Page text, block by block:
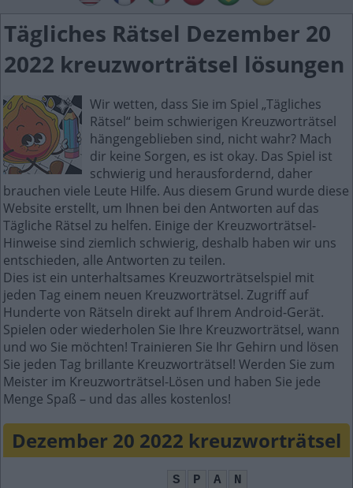
Tägliches Rätsel Dezember 20
2022 kreuzworträtsel lösungen
Wir wetten, dass Sie im Spiel „Tägliches
Rätsel“ beim schwierigen Kreuzworträtsel
hängengeblieben sind, nicht wahr? Mach
dir keine Sorgen, es ist okay. Das Spiel ist
schwierig und herausfordernd, daher
brauchen viele Leute Hilfe. Aus diesem Grund wurde diese
Website erstellt, um Ihnen bei den Antworten auf das
Tägliche Rätsel zu helfen. Einige der Kreuzworträtsel-
Hinweise sind ziemlich schwierig, deshalb haben wir uns
entschieden, alle Antworten zu teilen.
Dies ist ein unterhaltsames Kreuzworträtselspiel mit
jeden Tag einem neuen Kreuzworträtsel. Zugriff auf
Hunderte von Rätseln direkt auf Ihrem Android-Gerät.
Spielen oder wiederholen Sie Ihre Kreuzworträtsel, wann
und wo Sie möchten! Trainieren Sie Ihr Gehirn und lösen
Sie jeden Tag brillante Kreuzworträtsel! Werden Sie zum
Meister im Kreuzworträtsel-Lösen und haben Sie jede
Menge Spaß – und das alles kostenlos!
Dezember 20 2022 kreuzworträtsel
S P A
N